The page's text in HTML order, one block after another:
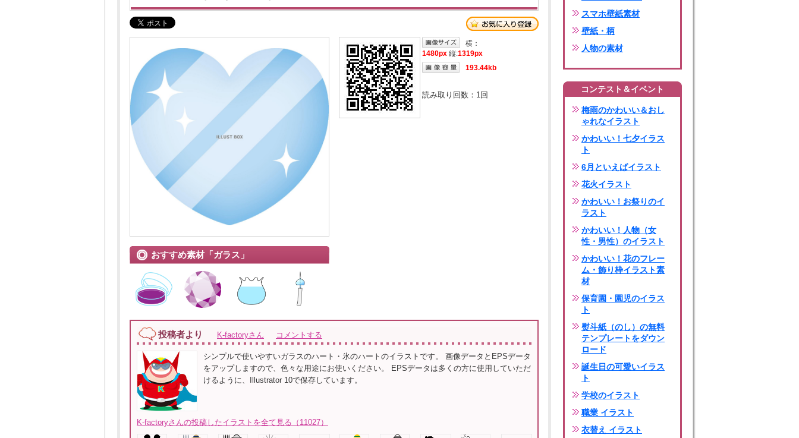
おすすめ素材「ガラス」
横：
1480px 縦:1319px
193.44kb
読み取り回数： 1回
投稿者より K-factoryさん コメントする
シンプルで使いやすいガラスのハート・氷のハートのイラストです。 画像データとEPSデータ
をアップしますので、色々な用途にお使いください。 EPSデータは多くの方に使用していただ
けるように、Illustrator 10で保存しています。
K-factoryさんの投稿したイラストを全て見る（11027）
スマホ壁紙素材
壁紙・柄
人物の素材
コンテスト＆イベント
梅雨のかわいい＆おし
ゃれなイラスト
かわいい！七夕イラス
ト
6月といえばイラスト
花火イラスト
かわいい！お祭りのイ
ラスト
かわいい！人物（女
性・男性）のイラスト
かわいい！花のフレー
ム・飾り枠イラスト素
材
保育園・園児のイラス
ト
熨斗紙（のし）の無料
テンプレートをダウン
ロード
誕生日の可愛いイラス
ト
学校のイラスト
職業 イラスト
衣替え イラスト